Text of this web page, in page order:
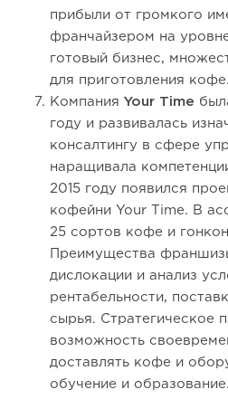
прибыли от громкого
франчайзером на
готовый бизнес,
для приготовления кофе.
Компания Your Time
году и развивалась
консалтингу в сфере
наращивала
2015 году появился
кофейни Your Time. В
25 сортов кофе и
Преимущества
дислокации и анализ
рентабельности,
сырья. Стратегическое
возможность
доставлять кофе и
обучение и